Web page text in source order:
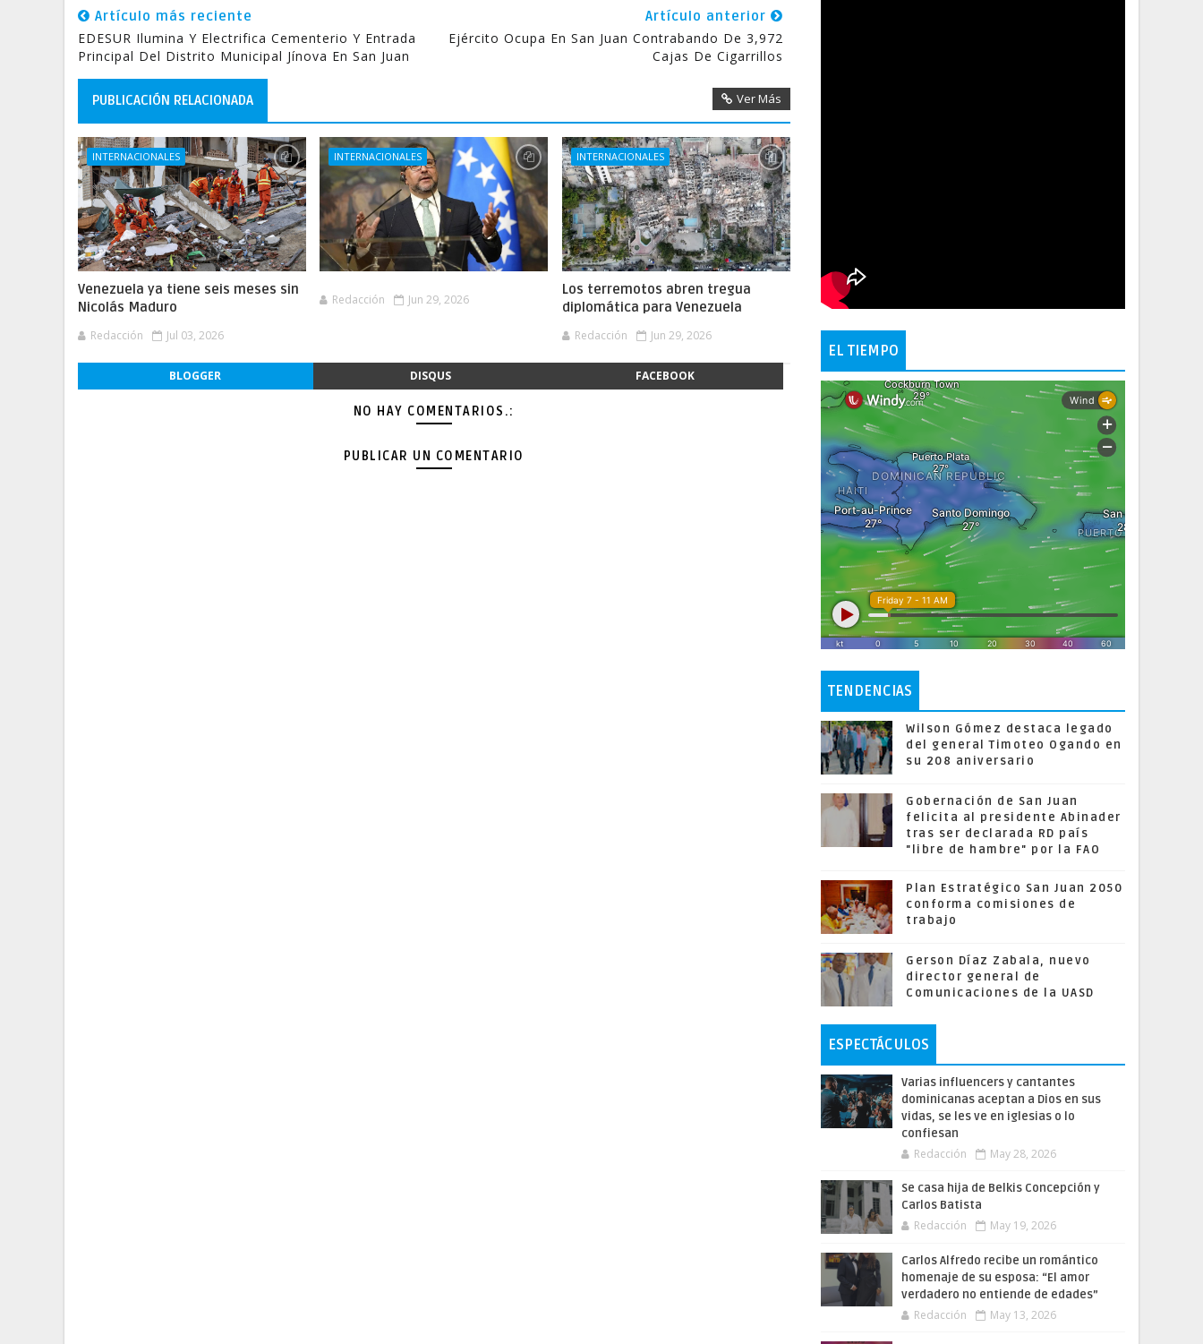
Artículo más reciente
EDESUR Ilumina Y Electrifica Cementerio Y Entrada
Principal Del Distrito Municipal Jínova En San Juan
Artículo anterior
Ejército Ocupa En San Juan Contrabando De 3,972
Cajas De Cigarrillos
PUBLICACIÓN RELACIONADA Ver Más
INTERNACIONALES
Venezuela ya tiene seis meses sin
Nicolás Maduro
Redacción Jul 03, 2026
INTERNACIONALES
Redacción Jun 29, 2026
INTERNACIONALES
Los terremotos abren tregua
diplomática para Venezuela
Redacción Jun 29, 2026
BLOGGER DISQUS FACEBOOK
NO HAY COMENTARIOS.:
PUBLICAR UN COMENTARIO
EL TIEMPO
TENDENCIAS
Wilson Gómez destaca legado
del general Timoteo Ogando en
su 208 aniversario
Gobernación de San Juan
felicita al presidente Abinader
tras ser declarada RD país
"libre de hambre" por la FAO
Plan Estratégico San Juan 2050
conforma comisiones de
trabajo
Gerson Díaz Zabala, nuevo
director general de
Comunicaciones de la UASD
ESPECTÁCULOS
Varias influencers y cantantes
dominicanas aceptan a Dios en sus
vidas, se les ve en iglesias o lo
confiesan
Redacción May 28, 2026
Se casa hija de Belkis Concepción y
Carlos Batista
Redacción May 19, 2026
Carlos Alfredo recibe un romántico
homenaje de su esposa: “El amor
verdadero no entiende de edades”
Redacción May 13, 2026